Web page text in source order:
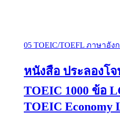
05 TOEIC/TOEFL ภาษาอัง
หนังสือ ประลองโ
TOEIC 1000 ข้อ
TOEIC Economy